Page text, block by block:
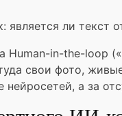
является ли текст
Human-in-the-loop
свои фото,
а за